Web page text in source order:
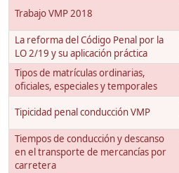
Trabajo VMP 2018
La reforma del Código Penal por la
LO 2/19 y su aplicación práctica
Tipos de matrículas ordinarias,
oficiales, especiales y temporales
Tipicidad penal conducción VMP
Tiempos de conducción y descanso
en el transporte de mercancías por
carretera